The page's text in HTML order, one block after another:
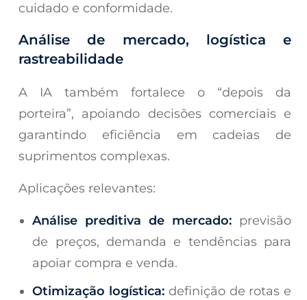
cuidado e conformidade.
Análise de mercado, logística e
rastreabilidade
A IA também fortalece o “depois da
porteira”, apoiando decisões comerciais e
garantindo eficiência em cadeias de
suprimentos complexas.
Aplicações relevantes:
Análise preditiva de mercado: previsão
de preços, demanda e tendências para
apoiar compra e venda.
Otimização logística:definição de rotas e